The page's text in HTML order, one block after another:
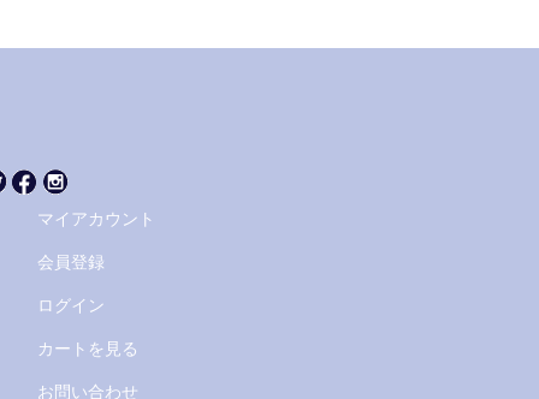
マイアカウント
会員登録
ログイン
カートを見る
お問い合わせ